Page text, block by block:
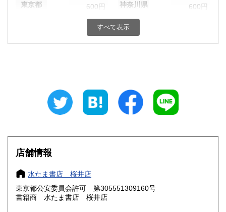
東京都 600円 神奈川県 600円
600円 富山県
静岡県
600円 三重県
滋賀県 600円 京都府 600円
大阪府
奈良県
鳥取県 600円
すべて表示
店舗情報
水たま書店 桜井店
東京都公安委員会許可 第305551309160号
書籍商 水たま書店 桜井店